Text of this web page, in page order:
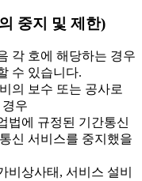
중지 및 제한)
각 호에 해당하는 경우
수 있습니다.
의 보수 또는 공사로
우
법에 규정된 기간통신
신 서비스를 중지했을
상사태, 서비스 설비